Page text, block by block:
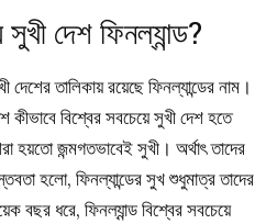
সুখী দেশ ফিনল্যান্ড?
দেশের তালিকায় রয়েছে ফিনল্যান্ডের নাম।
কীভাবে বিশ্বের সবচেয়ে সুখী দেশ হতে
হয়তো জন্মগতভাবেই সুখী। অর্থাৎ তাদের
হলো, ফিনল্যান্ডের সুখ শুধুমাত্র তাদের
বছর ধরে, ফিনল্যান্ড বিশ্বের সবচেয়ে